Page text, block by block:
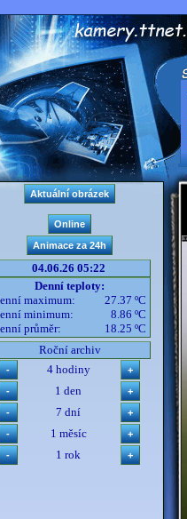
04.06.26 05:22
Denní teploty:
maximum:
27.37 ºC
minimum:
8.86 ºC
průměr:
18.25 ºC
Roční archiv
4 hodiny
1 den
7 dní
1 měsíc
1 rok